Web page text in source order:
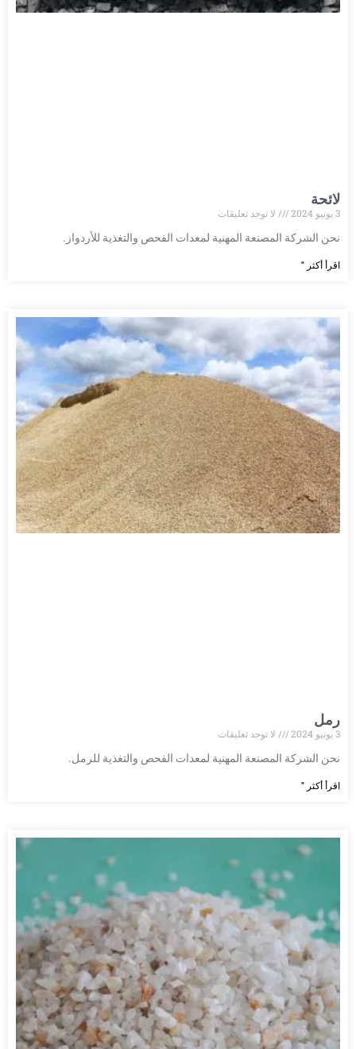
لائحة
3 يونيو 2024
لا توجد تعليقات
نحن الشركة المصنعة المهنية لمعدات الفحص والتغذية للأردواز.
اقرأ أكثر "
رمل
3 يونيو 2024
لا توجد تعليقات
نحن الشركة المصنعة المهنية لمعدات الفحص والتغذية للرمل.
اقرأ أكثر "